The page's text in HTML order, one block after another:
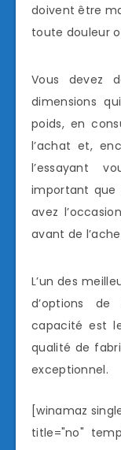
doivent être
toute douleur
Vous devez
dimensions
poids, en
l’achat et,
l’essayant
important que
avez
avant de
L’un des
d’options
capacité est
qualité de
exceptionnel.
[winamaz
title="no"